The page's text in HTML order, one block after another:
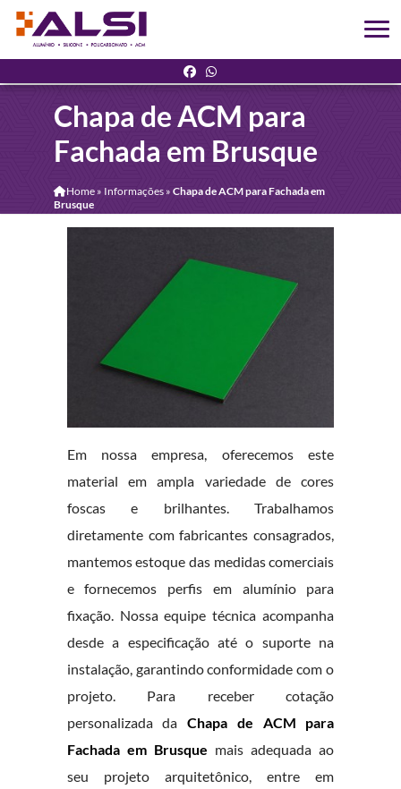
Chapa de ACM para
Fachada em Brusque
Home» Informações » Chapa de ACM para Fachada em
Brusque
Em nossa empresa, oferecemos este
material em ampla variedade de cores
foscas e brilhantes. Trabalhamos
diretamente com fabricantes consagrados,
mantemos estoque das medidas comerciais
e fornecemos perfis em alumínio para
fixação. Nossa equipe técnica acompanha
desde a especificação até o suporte na
instalação, garantindo conformidade com o
projeto. Para receber cotação
personalizada daChapa de ACM para
Fachada em Brusque mais adequada ao
seu projeto arquitetônico, entre em